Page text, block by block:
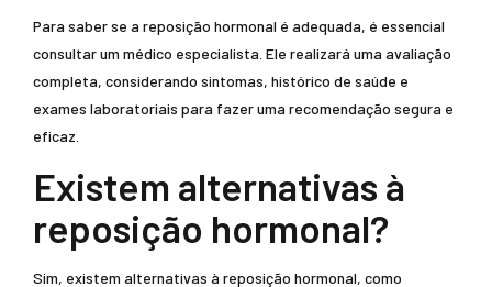
Para saber se a reposição hormonal é adequada, é essencial
consultar um médico especialista. Ele realizará uma avaliação
completa, considerando sintomas, histórico de saúde e
exames laboratoriais para fazer uma recomendação segura e
eficaz.
Existem alternativas à
reposição hormonal?
Sim, existem alternativas à reposição hormonal, como